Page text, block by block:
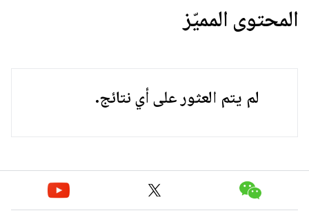
المحتوى المميّز
لم يتم العثور على أي نتائج.